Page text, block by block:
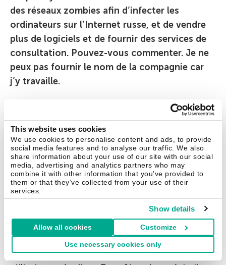
This website uses cookies
We use cookies to personalise content and ads, to provide
social media features and to analyse our traffic. We also
share information about your use of our site with our social
media, advertising and analytics partners who may
combine it with other information that you’ve provided to
them or that they’ve collected from your use of their
services.
Show details
Allow all cookies Customize
Use necessary cookies only
des réseaux zombies afin d’infecter les
ordinateurs sur l’Internet russe, et de vendre
plus de logiciels et de fournir des services de
consultation. Pouvez-vous commenter. Je ne
peux pas fournir le nom de la compagnie car
j’y travaille.
Je vous recommande de changer
d’employeur. Si votre direction est dans cet
état d’esprit, vous ne pouvez pas savoir ce qui
viendra ensuite.
Comment le cyber-crime évolue –t-il
aujourd’hui ? A quels nouveaux types de
menaces les utilisateurs réguliers doivent-ils
Alex Gostev :Auparavant, 90% des incidents liés
à la sécurité qui étaient enregistrés ciblaient les